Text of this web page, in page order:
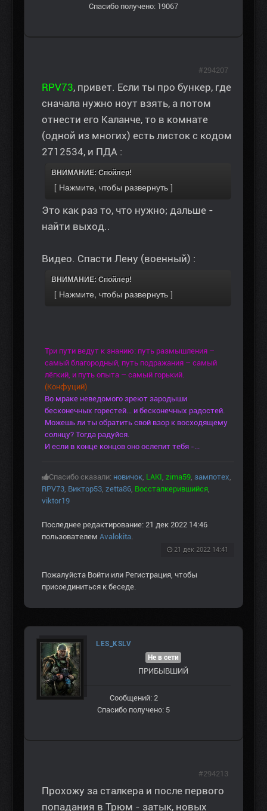
Спасибо получено: 19067
RPV73, привет. Если ты про бункер, где
сначала нужно ноут взять, а потом
отнести его Каланче, то в комнате
(одной из многих) есть листок с кодом
2712534, и ПДА :
ВНИМАНИЕ: Спойлер!
Это как раз то, что нужно; дальше -
найти выход..
Видео. Спасти Лену (военный) :
ВНИМАНИЕ: Спойлер!
Три пути ведут к знанию: путь размышления –
самый благородный, путь подражания – самый
лёгкий, и путь опыта – самый горький.
(Конфуций)
Во мраке неведомого зреют зародыши
бесконечных горестей... и бесконечных радостей.
Можешь ли ты обратить свой взор к восходящему
солнцу? Тогда радуйся.
И если в конце концов оно ослепит тебя -...
Спасибо сказали: новичок, LAKI, zima59, зампотех,
RPV73, Виктор53, zetta86, Воссталкерившийся,
viktor19
Последнее редактирование: 21 дек 2022 14:46
пользователем Avalokita.
21 дек 2022 14:41
#294207
Пожалуйста Войти или Регистрация, чтобы
присоединиться к беседе.
LES_KSLV
Не в сети
ПРИБЫВШИЙ
Сообщений: 2
Спасибо получено: 5
Прохожу за сталкера и после первого
попадания в Трюм - затык, новых
#294213